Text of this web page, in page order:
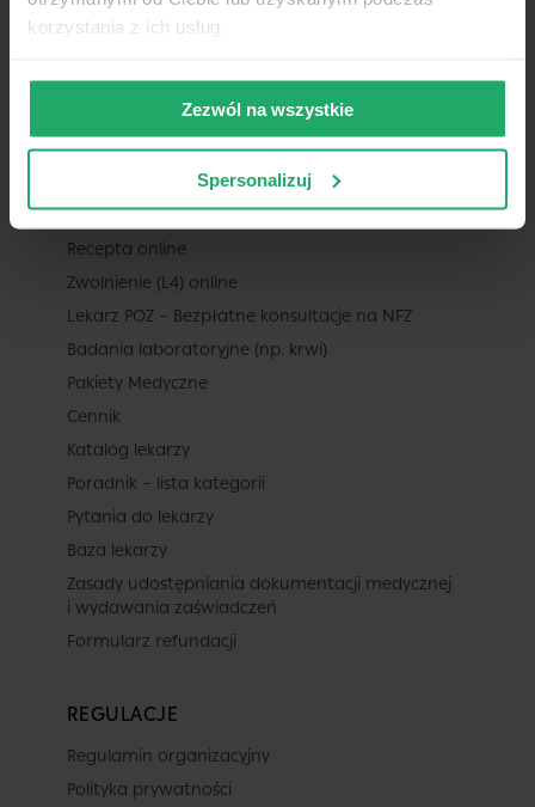
korzystania z ich usług.
Zezwól na wszystkie
Spersonalizuj
Usługi assistance
DLA PACJENTA
Konsultacje telemedyczne – czat online
i telekonsultacje / teleporady
Wizyty stacjonarne
Recepta online
Zwolnienie (L4) online
Lekarz POZ – Bezpłatne konsultacje na NFZ
Badania laboratoryjne (np. krwi)
Pakiety Medyczne
Cennik
Katalog lekarzy
Poradnik – lista kategorii
Pytania do lekarzy
Baza lekarzy
Zasady udostępniania dokumentacji medycznej
i wydawania zaświadczeń
Formularz refundacji
REGULACJE
Regulamin organizacyjny
Polityka prywatności